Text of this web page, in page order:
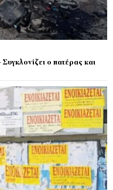
ο πατέρας και